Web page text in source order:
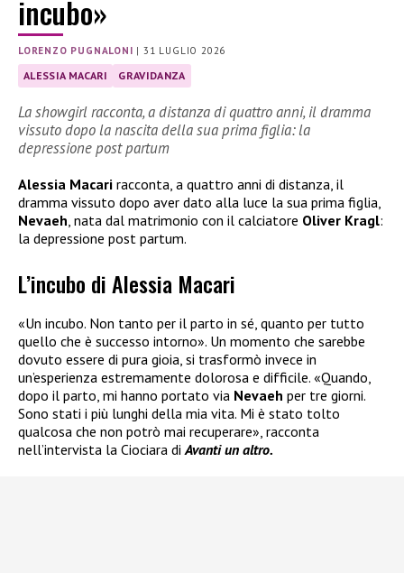
incubo»
LORENZO PUGNALONI |31 LUGLIO 2026
ALESSIA MACARI GRAVIDANZA
La showgirl racconta, a distanza di quattro anni, il dramma
vissuto dopo la nascita della sua prima figlia: la
depressione post partum
Alessia Macari racconta, a quattro anni di distanza, il
dramma vissuto dopo aver dato alla luce la sua prima figlia,
Nevaeh , nata dal matrimonio con il calciatore Oliver Kragl:
la depressione post partum.
L’incubo di Alessia Macari
«Un incubo. Non tanto per il parto in sé, quanto per tutto
quello che è successo intorno». Un momento che sarebbe
dovuto essere di pura gioia, si trasformò invece in
un’esperienza estremamente dolorosa e difficile. «Quando,
dopo il parto, mi hanno portato via Nevaeh per tre giorni.
Sono stati i più lunghi della mia vita. Mi è stato tolto
qualcosa che non potrò mai recuperare», racconta
nell’intervista la Ciociara diAvanti un altro.